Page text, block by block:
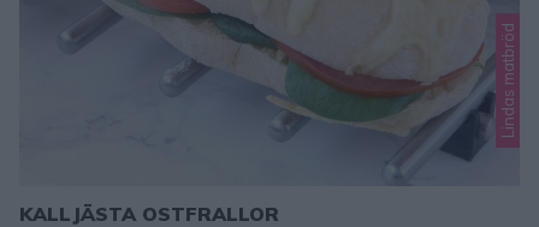
Lindas matbröd
KALLJÄSTA OSTFRALLOR